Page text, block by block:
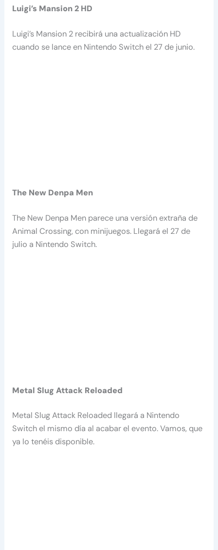
Luigi’s Mansion 2 HD
Luigi’s Mansion 2 recibirá una actualización HD
cuando se lance en Nintendo Switch el 27 de junio.
The New Denpa Men
The New Denpa Men parece una versión extraña de
Animal Crossing, con minijuegos. Llegará el 27 de
julio a Nintendo Switch.
Metal Slug Attack Reloaded
Metal Slug Attack Reloaded llegará a Nintendo
Switch el mismo día al acabar el evento. Vamos, que
ya lo tenéis disponible.